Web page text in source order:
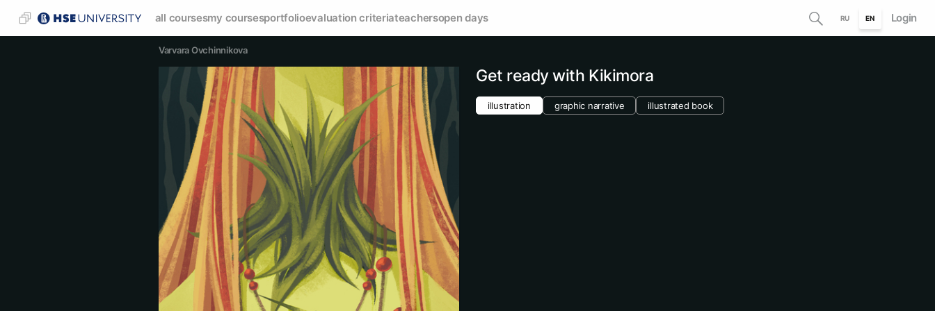
all coursesmy coursesportfolioevaluation criteriateachersopen days RU EN Login
Varvara Ovchinnikova
Get ready with Kikimora
illustration graphic narrative illustrated book